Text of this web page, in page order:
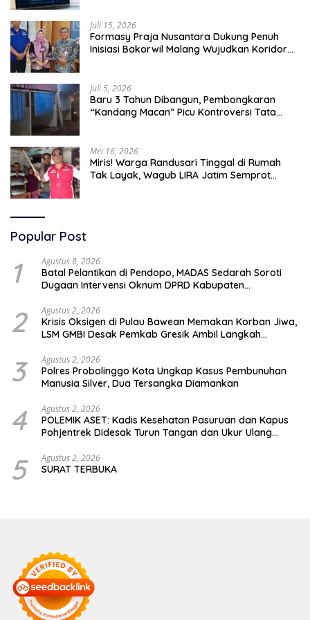
Juli 15, 2026
Formasy Praja Nusantara Dukung Penuh
Inisiasi Bakorwil Malang Wujudkan Koridor
Juli 5, 2026
Baru 3 Tahun Dibangun, Pembongkaran
“Kandang Macan” Picu Kontroversi Tata
Mei 16, 2026
Miris! Warga Randusari Tinggal di Rumah
Tak Layak, Wagub LIRA Jatim Semprot
Popular Post
1 Agustus 8, 2026
Batal Pelantikan di Pendopo, MADAS Sedarah Soroti
Dugaan Intervensi Oknum DPRD Kabupaten
2 Agustus 2, 2026
Krisis Oksigen di Pulau Bawean Memakan Korban Jiwa,
LSM GMBI Desak Pemkab Gresik Ambil Langkah
3 Agustus 2, 2026
Polres Probolinggo Kota Ungkap Kasus Pembunuhan
Manusia Silver, Dua Tersangka Diamankan
4 Agustus 2, 2026
POLEMIK ASET: Kadis Kesehatan Pasuruan dan Kapus
Pohjentrek Didesak Turun Tangan dan Ukur Ulang
5 Agustus 2, 2026
SURAT TERBUKA